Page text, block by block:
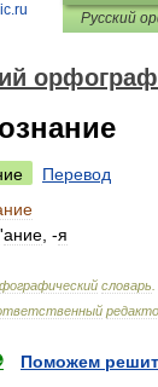
Перевод
'ание , -я
словарь
Поможем